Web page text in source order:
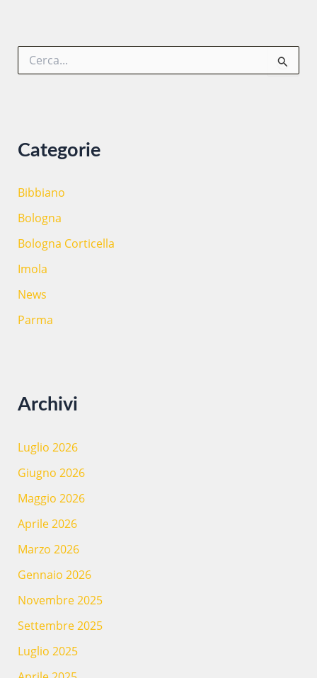
Categorie
Bibbiano
Bologna
Bologna Corticella
Imola
News
Parma
Archivi
Luglio 2026
Giugno 2026
Maggio 2026
Aprile 2026
Marzo 2026
Gennaio 2026
Novembre 2025
Settembre 2025
Luglio 2025